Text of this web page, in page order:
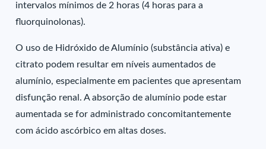
intervalos mínimos de 2 horas (4 horas para a
fluorquinolonas).
O uso de Hidróxido de Alumínio (substância ativa) e
citrato podem resultar em níveis aumentados de
alumínio, especialmente em pacientes que apresentam
disfunção renal. A absorção de alumínio pode estar
aumentada se for administrado concomitantemente
com ácido ascórbico em altas doses.